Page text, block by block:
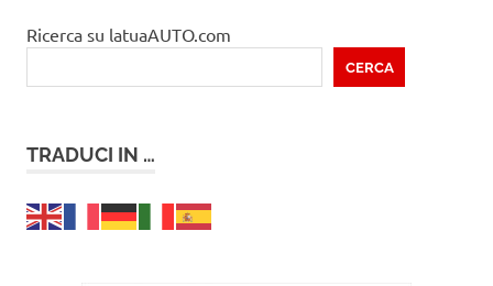
Ricerca su latuaAUTO.com
CERCA
TRADUCI IN …